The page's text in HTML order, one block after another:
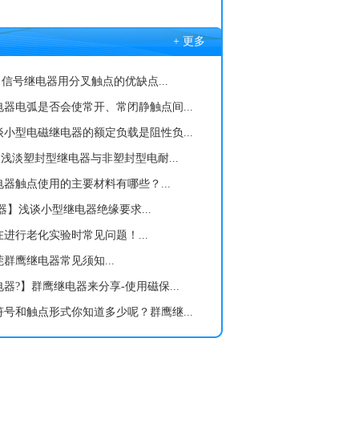
+ 更多
号继电器用分叉触点的优缺点...
器电弧是否会使常开、常闭静触点间...
小型电磁继电器的额定负载是阻性负...
淡塑封型继电器与非塑封型电耐...
器触点使用的主要材料有哪些？...
】浅谈小型继电器绝缘要求...
进行老化实验时常见问题！...
群鹰继电器常见须知...
器?】群鹰继电器来分享-使用磁保...
号和触点形式你知道多少呢？群鹰继...